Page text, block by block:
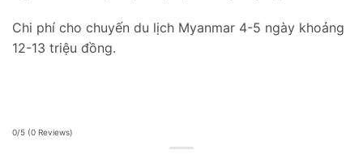
Chi phí cho chuyến du lịch Myanmar 4-5 ngày khoảng
12-13 triệu đồng.
0/5 (0 Reviews)